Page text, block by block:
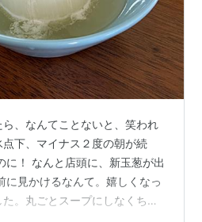
、なんてことないと、笑われ
下、マイナス２度の朝が続
に！ なんと店頭に、新玉葱が出
に見かけるなんて。嬉しくなっ
。丸ごとスープにしなくちゃ